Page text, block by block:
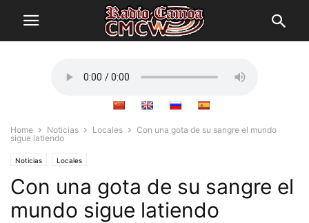
Home Noticias Locales
Con una gota de su sangre el mundo
sigue latiendo
Noticias Locales
Con una gota de su sangre el
mundo sigue latiendo